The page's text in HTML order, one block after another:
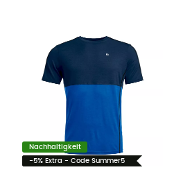
Nachhaltigkeit
-5% Extra - Code Summer5